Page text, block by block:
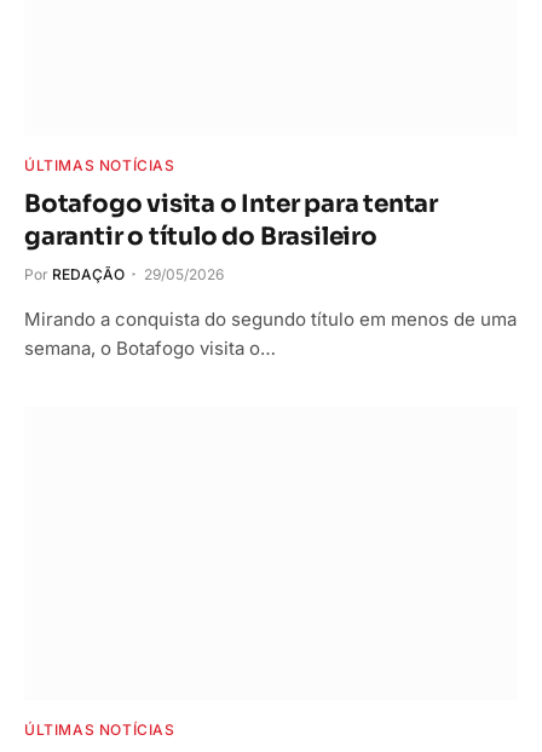
ÚLTIMAS NOTÍCIAS
Botafogo visita o Inter para tentar
garantir o título do Brasileiro
Por REDAÇÃO 29/05/2026
Mirando a conquista do segundo título em menos de uma
semana, o Botafogo visita o…
ÚLTIMAS NOTÍCIAS